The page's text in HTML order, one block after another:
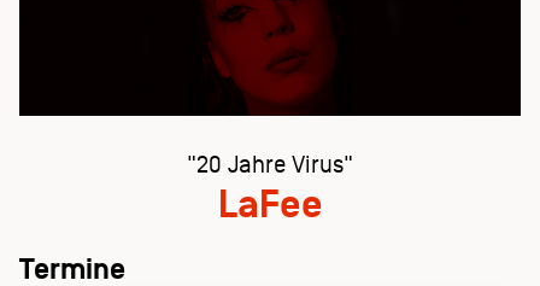
"20 Jahre Virus"
LaFee
Termine